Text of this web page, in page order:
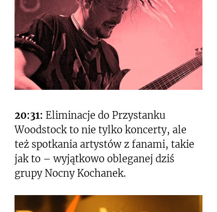
20:31: Eliminacje do Przystanku
Woodstock to nie tylko koncerty, ale
też spotkania artystów z fanami, takie
jak to – wyjątkowo obleganej dziś
grupy Nocny Kochanek.
Odtwarzacz